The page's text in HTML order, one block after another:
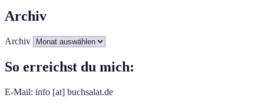
Archiv
Archiv
So erreichst du mich:
E-Mail: info [at] buchsalat.de